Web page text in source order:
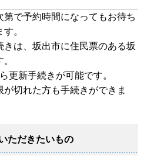
で予約時間になってもお待ち
。
きは、坂出市に住民票のある坂
更新手続きが可能です。
切れた方も手続きができま
ただきたいもの